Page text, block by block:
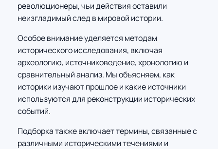
революционеры, чьи действия оставили
неизгладимый след в мировой истории.
Особое внимание уделяется методам
исторического исследования, включая
археологию, источниковедение, хронологию и
сравнительный анализ. Мы объясняем, как
историки изучают прошлое и какие источники
используются для реконструкции исторических
событий.
Подборка также включает термины, связанные с
различными историческими течениями и